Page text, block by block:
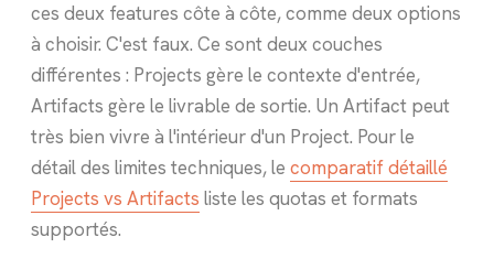
ces deux features côte à côte, comme deux options
à choisir. C'est faux. Ce sont deux couches
différentes : Projects gère le contexte d'entrée,
Artifacts gère le livrable de sortie. Un Artifact peut
très bien vivre à l'intérieur d'un Project. Pour le
détail des limites techniques, le comparatif détaillé
Projects vs Artifacts liste les quotas et formats
supportés.